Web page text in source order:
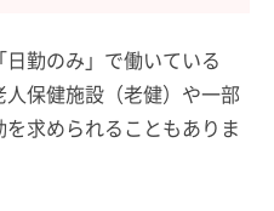
勤のみ」で働いている
保健施設（老健）や一部
求められることもありま